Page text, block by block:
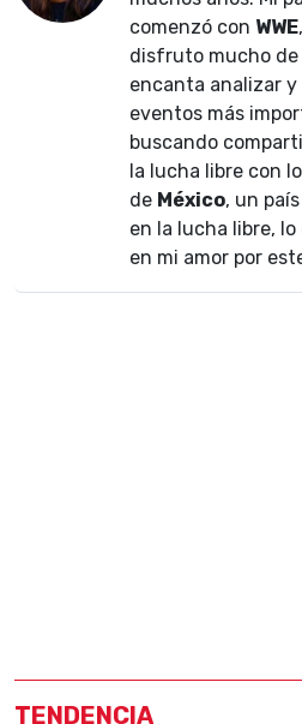
comenzó con WWE
disfruto mucho de
encanta analizar y
eventos más
buscando
la lucha libre con
de México, un
en la lucha libre,
en mi amor por
TENDENCIA